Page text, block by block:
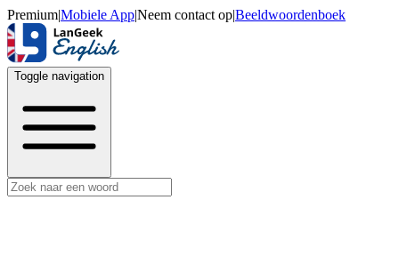
Premium|Mobiele App|Neem contact op|Beeldwoordenboek
Toggle navigation